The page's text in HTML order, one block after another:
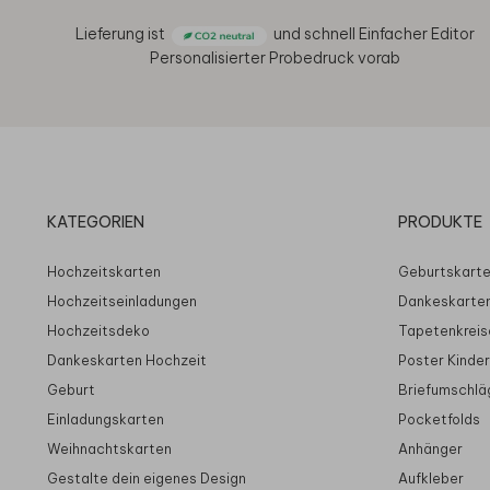
Lieferung ist und schnell Einfacher Editor
Personalisierter Probedruck vorab
KATEGORIEN
Hochzeitskarten
Hochzeitseinladungen
Hochzeitsdeko
Dankeskarten Hochzeit
Geburt
Einladungskarten
Weihnachtskarten
Gestalte dein eigenes Design
PRODUKTE
Poster
Pocketfolds
Anhänger
Aufkleber